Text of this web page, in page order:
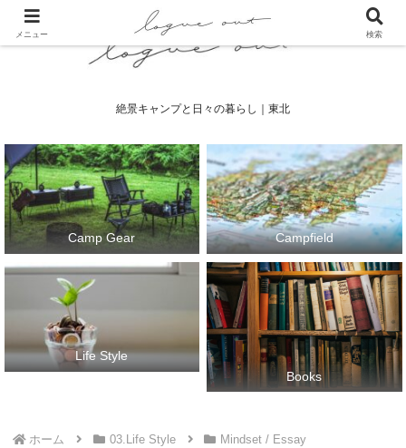
絶景キャンプと日々の暮らし｜東北
Camp Gear Campfield
Life Style
Books
ホーム 03.Life Style Mindset / Essay
メニュー 検索